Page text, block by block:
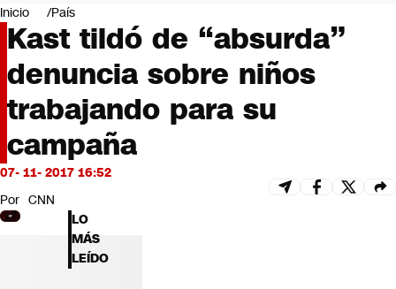
Negocios
Deportes
Programas completos
Cultura
Servicios
Bits
CNN tiempo
Futuro 360
Inicio País
Kast tildó de “absurda”
denuncia sobre niños
trabajando para su
campaña
07- 11- 2017 16:52
Por CNN
LO
MÁS
LEÍDO